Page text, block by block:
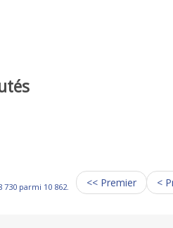
parmi 10 862. << Premier <